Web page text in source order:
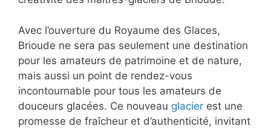
Avec l’ouverture du Royaume des Glaces,
Brioude ne sera pas seulement une destination
pour les amateurs de patrimoine et de nature,
mais aussi un point de rendez-vous
incontournable pour tous les amateurs de
douceurs glacées. Ce nouveau glacier est une
promesse de fraîcheur et d’authenticité, invitant